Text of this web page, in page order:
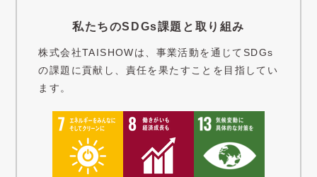
私たちのSDGs課題と取り組み
株式会社TAISHOWは、事業活動を通じてSDGs
の課題に貢献し、責任を果たすことを目指してい
ます。